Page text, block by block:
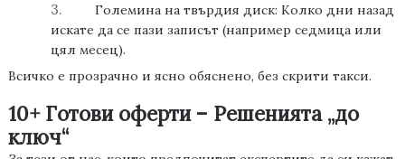
3. Големина на твърдия диск:Колко дни назад
искате да се пази записът (например седмица или
цял месец).
Всичко е прозрачно и ясно обяснено, без скрити такси.
10+Готови оферти – Решенията„до
ключ“